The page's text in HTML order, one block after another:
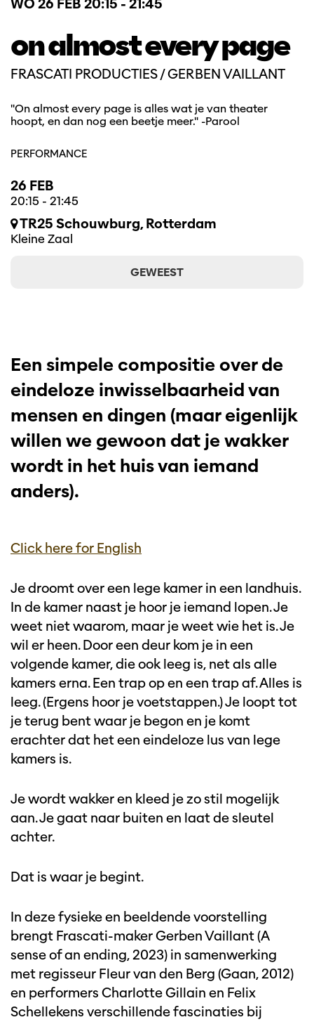
on almost every page
FRASCATI PRODUCTIES / GERBEN VAILLANT
WO 26 FEB 20:15 - 21:45
"On almost every page is alles wat je van theater
hoopt, en dan nog een beetje meer." -Parool
PERFORMANCE
26 FEB
20:15 - 21:45
TR25 Schouwburg, Rotterdam
Kleine Zaal
GEWEEST
Een simpele compositie over de
eindeloze inwisselbaarheid van
mensen en dingen (maar eigenlijk
willen we gewoon dat je wakker
wordt in het huis van iemand
anders).
Click here for English
Je droomt over een lege kamer in een landhuis.
In de kamer naast je hoor je iemand lopen. Je
weet niet waarom, maar je weet wie het is. Je
wil er heen. Door een deur kom je in een
volgende kamer, die ook leeg is, net als alle
kamers erna. Een trap op en een trap af. Alles is
leeg. (Ergens hoor je voetstappen.) Je loopt tot
je terug bent waar je begon en je komt
erachter dat het een eindeloze lus van lege
kamers is.
Je wordt wakker en kleed je zo stil mogelijk
aan. Je gaat naar buiten en laat de sleutel
achter.
Dat is waar je begint.
In deze fysieke en beeldende voorstelling
brengt Frascati-maker Gerben Vaillant (A
sense of an ending, 2023) in samenwerking
met regisseur Fleur van den Berg (Gaan, 2012)
en performers Charlotte Gillain en Felix
Schellekens verschillende fascinaties bij